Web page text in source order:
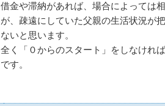
借金や滞納があれば、場合によっては
が、疎遠にしていた父親の生活状況が
ないと思います。
全く「０からのスタート」をしなけれ
です。